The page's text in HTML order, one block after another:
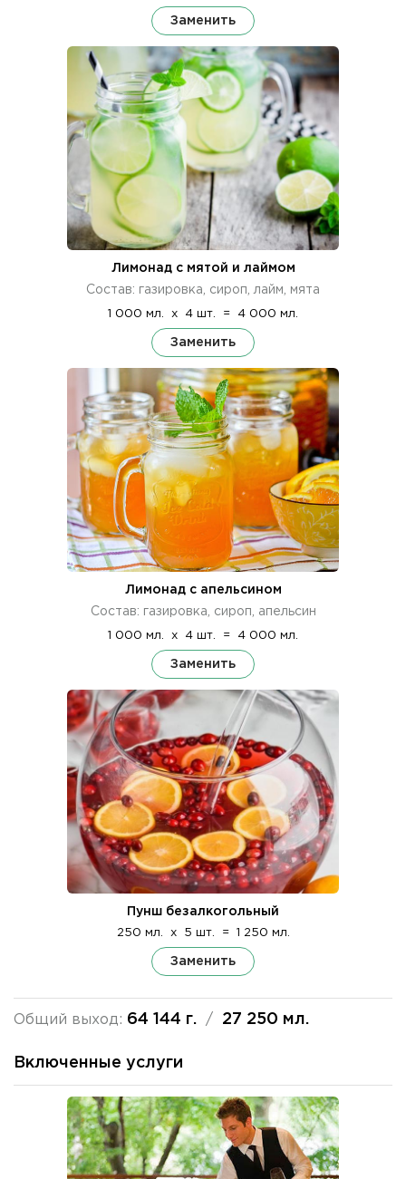
Заменить
Лимонад с мятой и лаймом
Состав: газировка, сироп, лайм, мята
1 000 мл. x 4 шт. = 4 000 мл.
Заменить
Лимонад с апельсином
Состав: газировка, сироп, апельсин
1 000 мл. x 4 шт. = 4 000 мл.
Заменить
Пунш безалкогольный
250 мл. x 5 шт. = 1 250 мл.
Заменить
Общий выход: 64 144 г. / 27 250 мл.
Включенные услуги